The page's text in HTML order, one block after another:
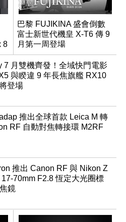
8
巴黎 FUJIKINA 盛會倒數
富士新世代機皇 X-T6 傳 9
月第一周登場
7 月雙機齊發！全域快門電影
與睽違 9 年長焦旗艦 RX10
登場
推出全球首款 Leica M 轉
RF 自動對焦轉接環 M2RF
推出 Canon RF 與 Nikon Z
17-70mm F2.8 恆定大光圈標
鏡